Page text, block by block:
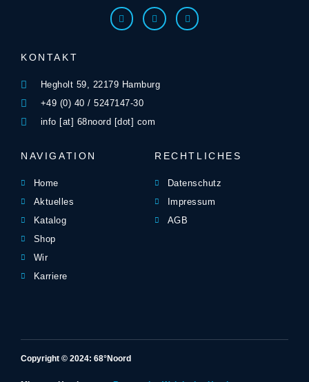
KONTAKT
Hegholt 59, 22179 Hamburg
+49 (0) 40 / 5247147-30
info [at] 68noord [dot] com
NAVIGATION
Home
Aktuelles
Katalog
Shop
Wir
Karriere
RECHTLICHES
Datenschutz
Impressum
AGB
Copyright © 2024: 68°Noord